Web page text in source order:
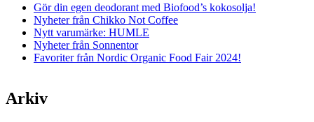
Gör din egen deodorant med Biofood’s kokosolja!
Nyheter från Chikko Not Coffee
Nytt varumärke: HUMLE
Nyheter från Sonnentor
Favoriter från Nordic Organic Food Fair 2024!
Arkiv